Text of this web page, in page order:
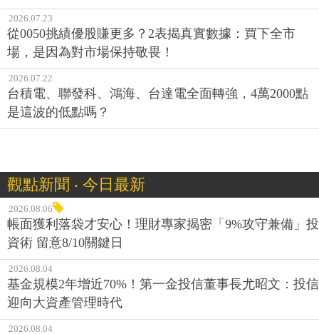
2026.07.23
從0050挑績優股賺更多？2表揭真實數據：買下全市
場，是因為對市場保持敬畏！
2026.07.22
台積電、聯發科、鴻海、台達電全面轉強，4萬2000點
是這波的低點嗎？
觀點新聞 ‧ 今日最新
2026.08.06
帳面獲利落袋才安心！理財專家揭密「9%攻守兼備」投
資術 留意8/10關鍵日
2026.08.04
基金規模2年增近70%！第一金投信董事長尤昭文：投信
迎向大資產管理時代
2026.08.04